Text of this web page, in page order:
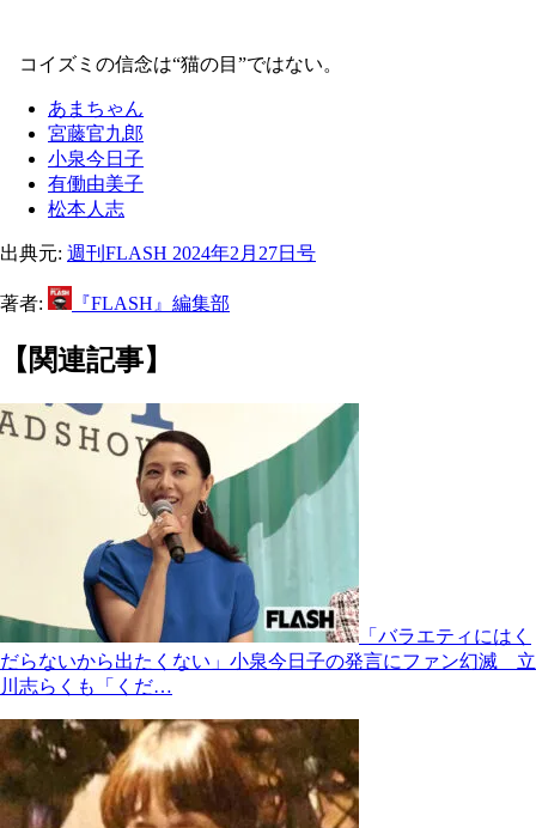
コイズミの信念は“猫の目”ではない。
あまちゃん
宮藤官九郎
小泉今日子
有働由美子
松本人志
出典元: 週刊FLASH 2024年2月27日号
著者: 『FLASH』編集部
【関連記事】
「バラエティにはく
だらないから出たくない」小泉今日子の発言にファン幻滅 立
川志らくも「くだ…